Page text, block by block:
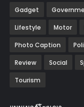
Gadget
Lifestyle Motor
Photo Caption
Review Social
Tourism